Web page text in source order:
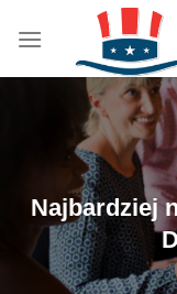
zawartości
Najbardziej